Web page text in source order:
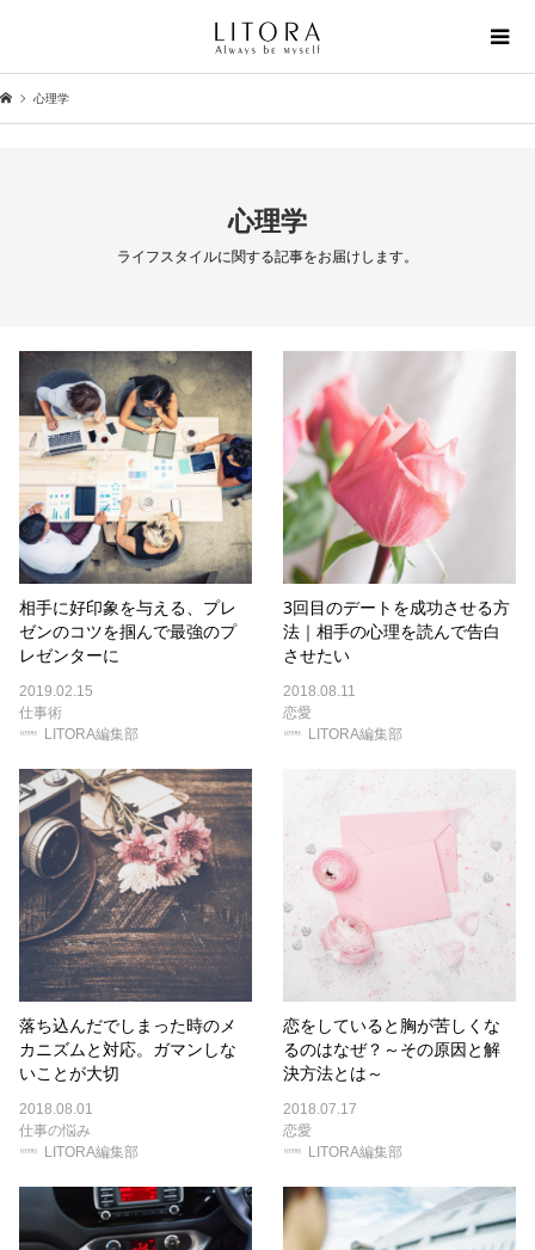
心理学
心理学
ライフスタイルに関する記事をお届けします。
相手に好印象を与える、プレ
ゼンのコツを掴んで最強のプ
レゼンターに
2019.02.15
仕事術
LITORA編集部
3回目のデートを成功させる方
法｜相手の心理を読んで告白
させたい
2018.08.11
恋愛
LITORA編集部
落ち込んだでしまった時のメ
カニズムと対応。ガマンしな
いことが大切
2018.08.01
仕事の悩み
LITORA編集部
恋をしていると胸が苦しくな
るのはなぜ？～その原因と解
決方法とは～
2018.07.17
恋愛
LITORA編集部